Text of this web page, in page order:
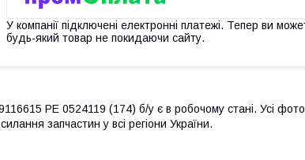
У компанії підключені електронні платежі. Тепер ви
будь-який товар не покидаючи сайту.
PE 0524119 (174) б/у є в робочому стані. Усі фото
запчастин у всі регіони України.